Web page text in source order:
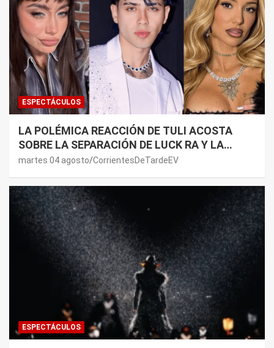
ESPECTÁCULOS
LA POLÉMICA REACCIÓN DE TULI ACOSTA
SOBRE LA SEPARACIÓN DE LUCK RA Y LA
JOAQUI: “¿MI VERDAD?”
martes 04 agosto CorrientesDeTardeEV
ESPECTÁCULOS